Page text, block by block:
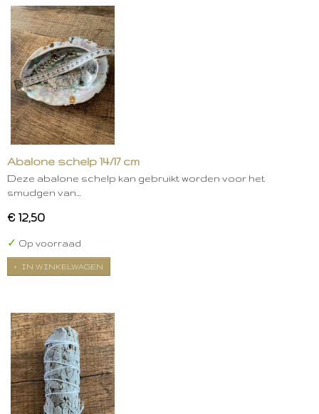
Abalone schelp 14/17 cm
Deze abalone schelp kan gebruikt worden voor het
smudgen van…
€ 12,50
✓ Op voorraad
IN WINKELWAGEN